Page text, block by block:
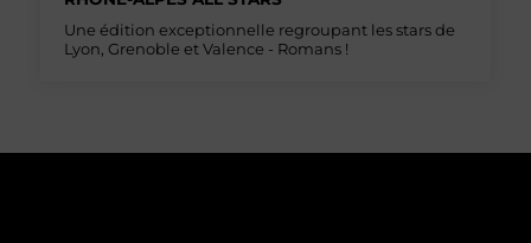
Une édition exceptionnelle regroupant les stars de
Lyon, Grenoble et Valence - Romans !